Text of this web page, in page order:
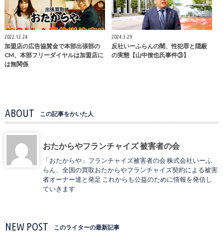
2022.12.24
加盟店の広告協賛金で本部出張部の
CM、本部フリーダイヤルは加盟店に
は無関係
2024.3.29
反社いーふらんの闇、性犯罪と隠蔽
の実態【山中僚也氏事件③】
ABOUT この記事をかいた人
おたからやフランチャイズ 被害者の会
「おたからや」フランチャイズ被害者の会 株式会社いーふ
らん、全国の買取おたからやフランチャイズ契約による被害
者オーナー達と発足 これからも公益のために情報を発信し
ていきます
NEW POST このライターの最新記事